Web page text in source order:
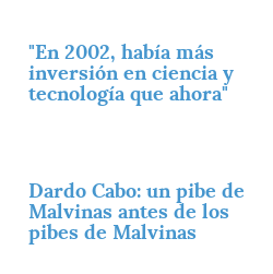
"En 2002, había más
inversión en ciencia y
tecnología que ahora"
Dardo Cabo: un pibe de
Malvinas antes de los
pibes de Malvinas